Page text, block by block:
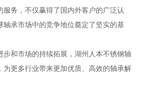
服务，不仅赢得了国内外客户的广泛认
轴承市场中的竞争地位奠定了坚实的基
步和市场的持续拓展，湖州人本不锈钢轴
为更多行业带来更加优质、高效的轴承解